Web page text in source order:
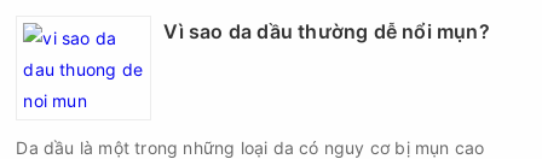
tăng nguy cơ viêm nhiễm, thâm và sẹo.
Vì sao da dầu thường dễ nổi mụn?
Da dầu là một trong những loại da có nguy cơ bị mụn cao